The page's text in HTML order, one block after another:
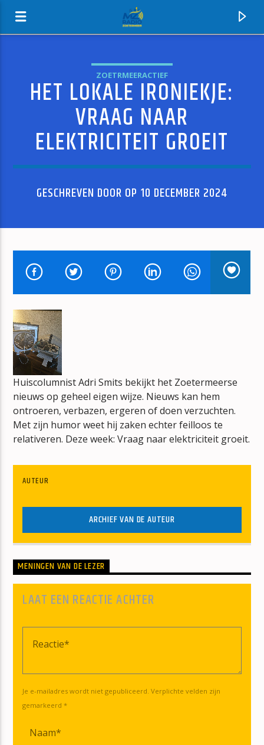
MZ-RADIO
HUIDIG NUMMER
TOP 40 VAN TOEN
PETER VOS
mz-radio
ZOETRMEERACTIEF
HET LOKALE IRONIEKJE:
VRAAG NAAR
ELEKTRICITEIT GROEIT
GESCHREVEN DOOR OP 10 DECEMBER 2024
Huiscolumnist Adri Smits bekijkt het Zoetermeerse
nieuws op geheel eigen wijze. Nieuws kan hem
ontroeren, verbazen, ergeren of doen verzuchten.
Met zijn humor weet hij zaken echter feilloos te
relativeren. Deze week: Vraag naar elektriciteit groeit.
AUTEUR
ARCHIEF VAN DE AUTEUR
MENINGEN VAN DE LEZER
LAAT EEN REACTIE ACHTER
Je e-mailadres wordt niet gepubliceerd. Verplichte velden zijn
gemarkeerd *